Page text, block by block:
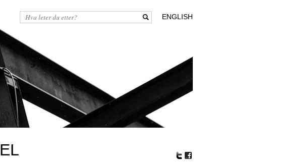
ENGLISH